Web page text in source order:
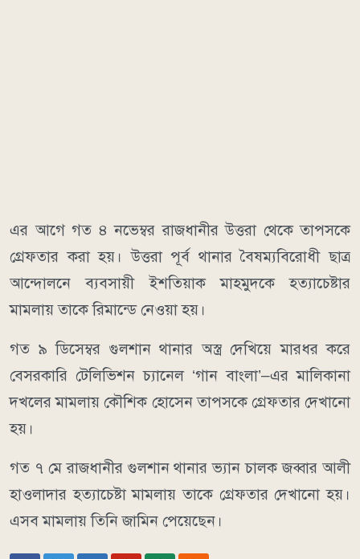
এর আগে গত ৪ নভেম্বর রাজধানীর উত্তরা থেকে তাপসকে
গ্রেফতার করা হয়। উত্তরা পূর্ব থানার বৈষম্যবিরোধী ছাত্র
আন্দোলনে ব্যবসায়ী ইশতিয়াক মাহমুদকে হত্যাচেষ্টার
মামলায় তাকে রিমান্ডে নেওয়া হয়।
গত ৯ ডিসেম্বর গুলশান থানার অস্ত্র দেখিয়ে মারধর করে
বেসরকারি টেলিভিশন চ্যানেল ‘গান বাংলা’–এর মালিকানা
দখলের মামলায় কৌশিক হোসেন তাপসকে গ্রেফতার দেখানো
হয়।
গত ৭ মে রাজধানীর গুলশান থানার ভ্যান চালক জব্বার আলী
হাওলাদার হত্যাচেষ্টা মামলায় তাকে গ্রেফতার দেখানো হয়।
এসব মামলায় তিনি জামিন পেয়েছেন।